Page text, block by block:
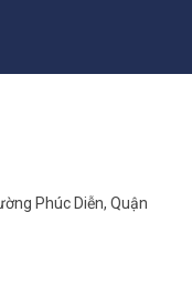
Phúc Diễn, Quận